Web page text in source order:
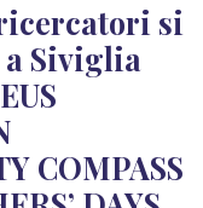
si
Siviglia
COMPASS